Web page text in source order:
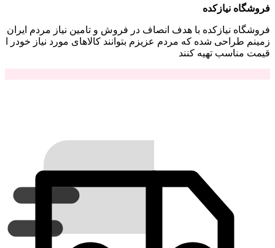
فروشگاه نیازکده
فروشگاه نیازکده با هدف انصاف در فروش و تامین نیاز مردم ایران
زمینم طراحی شده که مردم عزیزم بتوانند کالاهای مورد نیاز خودر ا
قیمت مناسب تهیه کنند